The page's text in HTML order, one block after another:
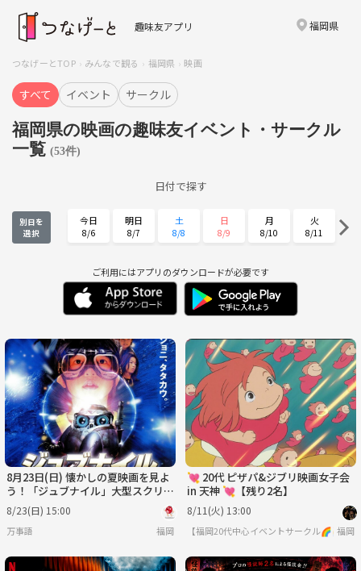
趣味友アプリ 福岡県
つなげーとTOP みんなで観る 福岡県 映画
すべて イベント サークル
福岡県の映画の趣味友イベント・サークル
一覧 (53件)
日付で探す
別日を
選択
今日
8/6
明日
8/7
土
8/8
日
8/9
月
8/10
火
8/11
8/12 8/13 8/14 8/15 8/16
火
8/18
水
8/19
金
8/21
土
8/22
8/24 8/25 8/26 8/27 8/28 8/29
日
8/30
月
8/31
火
9/1
水
9/2
木
9/3
金
9/4
ご利用にはアプリのダウンロードが必要です
8月23日(日) 懐かしの夏映画を見よ
う！「ジュブナイル」大型スクリー
ンのレンタルスペース
8/23(日) 15:00
万事語 福岡
💘 20代 ピザパ&ジブリ映画女子会
in 天神 💘【残り2名】
8/11(火) 13:00
【福岡20代中心イベントサークル🌈🥳】
福岡